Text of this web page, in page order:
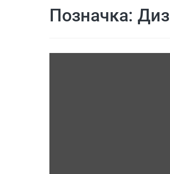
Позначка: